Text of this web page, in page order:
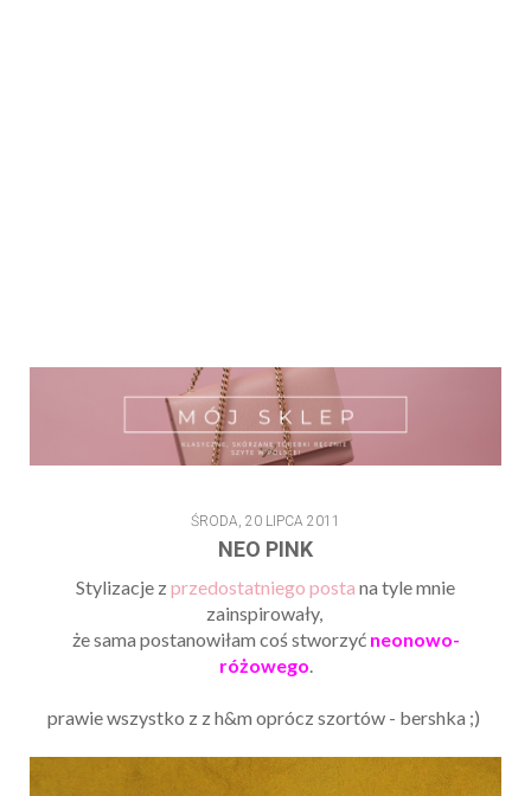
ŚRODA, 20 LIPCA 2011
NEO PINK
Stylizacje zprzedostatniego posta na tyle mnie
zainspirowały,
że sama postanowiłam coś stworzyć neonowo-
różowego.
prawie wszystko z z h&m oprócz szortów - bershka ;)